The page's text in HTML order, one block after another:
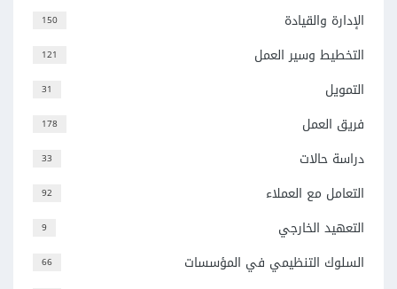
150 الإدارة والقيادة
121 التخطيط وسير العمل
31 التمويل
178 فريق العمل
33 دراسة حالات
92 التعامل مع العملاء
9 التعهيد الخارجي
66 السلوك التنظيمي في المؤسسات